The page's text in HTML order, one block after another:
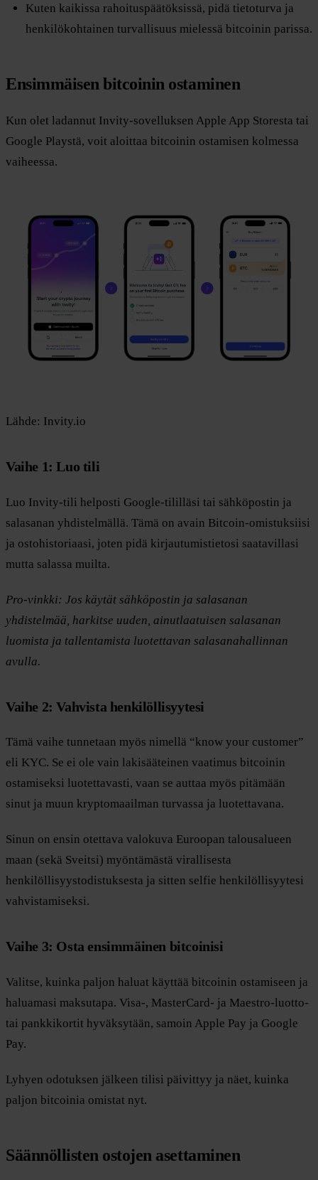
Kuten kaikissa rahoituspäätöksissä, pidä tietoturva ja
henkilökohtainen turvallisuus mielessä bitcoinin parissa.
Ensimmäisen bitcoinin ostaminen
Kun olet ladannut Invity-sovelluksen Apple App Storesta tai
Google Playstä, voit aloittaa bitcoinin ostamisen kolmessa
vaiheessa.
Lähde: Invity.io
Vaihe 1: Luo tili
Luo Invity-tili helposti Google-tililläsi tai sähköpostin ja
salasanan yhdistelmällä. Tämä on avain Bitcoin-omistuksiisi
ja ostohistoriaasi, joten pidä kirjautumistietosi saatavillasi
mutta salassa muilta.
Pro-vinkki: Jos käytät sähköpostin ja salasanan
yhdistelmää, harkitse uuden, ainutlaatuisen salasanan
luomista ja tallentamista luotettavan salasanahallinnan
avulla.
Vaihe 2: Vahvista henkilöllisyytesi
Tämä vaihe tunnetaan myös nimellä “know your customer”
eli KYC. Se ei ole vain lakisääteinen vaatimus bitcoinin
ostamiseksi luotettavasti, vaan se auttaa myös pitämään
sinut ja muun kryptomaailman turvassa ja luotettavana.
Sinun on ensin otettava valokuva Euroopan talousalueen
maan (sekä Sveitsi) myöntämästä virallisesta
henkilöllisyystodistuksesta ja sitten selfie henkilöllisyytesi
vahvistamiseksi.
Vaihe 3: Osta ensimmäinen bitcoinisi
Valitse, kuinka paljon haluat käyttää bitcoinin ostamiseen ja
haluamasi maksutapa. Visa-, MasterCard- ja Maestro-luotto-
tai pankkikortit hyväksytään, samoin Apple Pay ja Google
Pay.
Lyhyen odotuksen jälkeen tilisi päivittyy ja näet, kuinka
paljon bitcoinia omistat nyt.
Säännöllisten ostojen asettaminen